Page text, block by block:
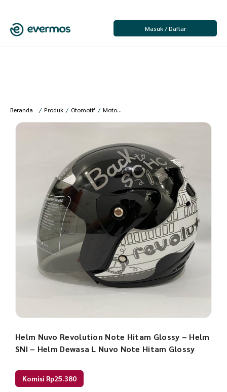
Masuk / Daftar
Beranda / Produk / Otomotif / Motor
Helm Nuvo Revolution Note Hitam Glossy – Helm
SNI – Helm Dewasa L Nuvo Note Hitam Glossy
Komisi Rp25.380